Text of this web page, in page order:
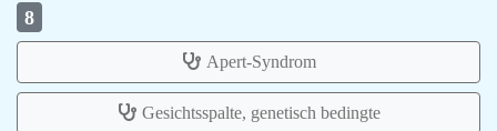
8
Apert-Syndrom
Gesichtsspalte, genetisch bedingte